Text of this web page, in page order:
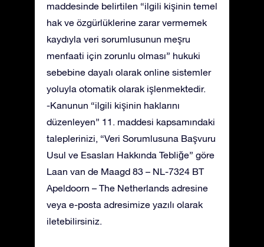
maddesinde belirtilen “ilgili kişinin temel
hak ve özgürlüklerine zarar vermemek
kaydıyla veri sorumlusunun meşru
menfaati için zorunlu olması” hukuki
sebebine dayalı olarak online sistemler
yoluyla otomatik olarak işlenmektedir.
-Kanunun “ilgili kişinin haklarını
düzenleyen” 11. maddesi kapsamındaki
taleplerinizi, “Veri Sorumlusuna Başvuru
Usul ve Esasları Hakkında Tebliğe” göre
Laan van de Maagd 83 – NL-7324 BT
Apeldoorn – The Netherlands adresine
veya e-posta adresimize yazılı olarak
iletebilirsiniz.